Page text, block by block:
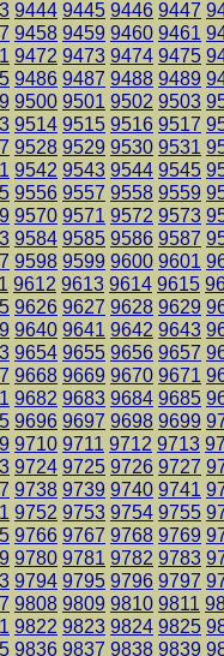
9444 9445 9446 9447
9458 9459 9460 9461
9472 9473 9474 9475
9486 9487 9488 9489
9500 9501 9502 9503
9514 9515 9516 9517
9528 9529 9530 9531
9542 9543 9544 9545
9556 9557 9558 9559
9570 9571 9572 9573
9584 9585 9586 9587
9598 9599 9600 9601
9612 9613 9614 9615
9626 9627 9628 9629
9640 9641 9642 9643
9654 9655 9656 9657
9668 9669 9670 9671
9682 9683 9684 9685
9696 9697 9698 9699
9710 9711 9712 9713
9724 9725 9726 9727
9738 9739 9740 9741
9752 9753 9754 9755
9766 9767 9768 9769
9780 9781 9782 9783
9794 9795 9796 9797
9808 9809 9810 9811
9822 9823 9824 9825
9836 9837 9838 9839